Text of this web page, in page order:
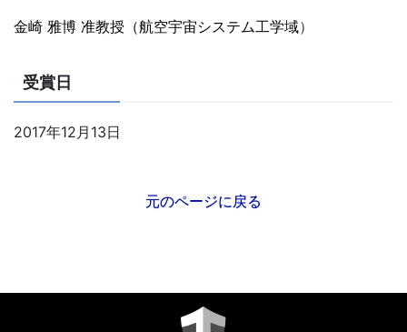
金崎 雅博 准教授（航空宇宙システム工学域）
受賞日
2017年12月13日
元のページに戻る